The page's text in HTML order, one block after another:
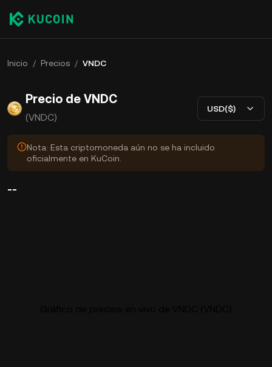
Inicio / Precios / VNDC
Precio de VNDC
(VNDC)
USD($)
Nota: Esta criptomoneda aún no se ha incluido
oficialmente en KuCoin.
--